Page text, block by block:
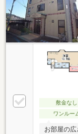
敷金なし
ワンルー
お部屋の